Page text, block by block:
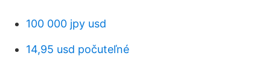
100 000 jpy usd
14,95 usd počuteľné